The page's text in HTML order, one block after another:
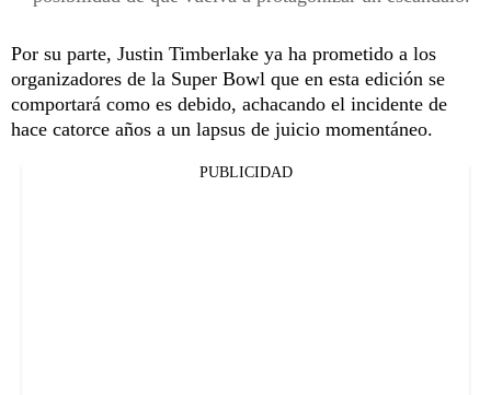
Por su parte, Justin Timberlake ya ha prometido a los
organizadores de la Super Bowl que en esta edición se
comportará como es debido, achacando el incidente de
hace catorce años a un lapsus de juicio momentáneo.
PUBLICIDAD